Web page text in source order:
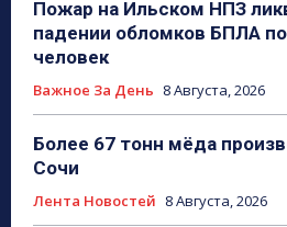
Пожар на Ильском НПЗ
падении обломков БПЛА
человек
Важное За День 8 Августа, 2026
Более 67 тонн мёда
Сочи
Лента Новостей 8 Августа, 2026